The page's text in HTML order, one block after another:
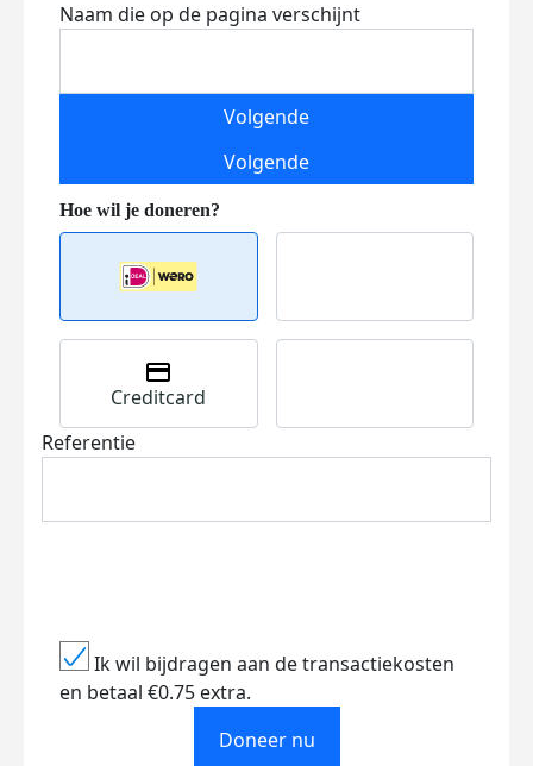
Naam die op de pagina verschijnt
Volgende
Volgende
Creditcard
Referentie
Ik wil bijdragen aan de transactiekosten
en betaal €0.75 extra.
Doneer nu